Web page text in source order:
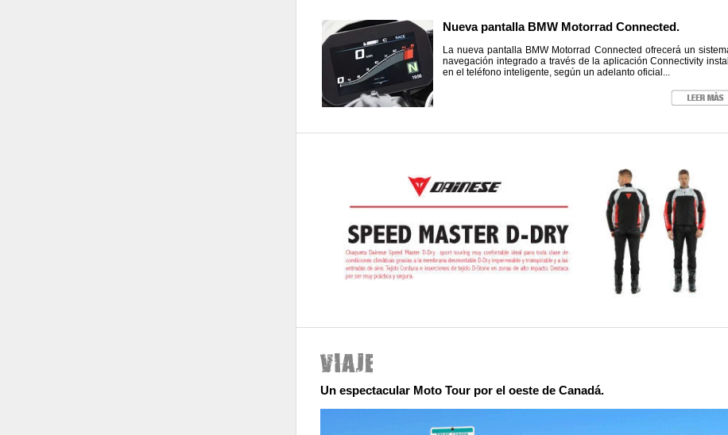
Nueva pantalla BMW Motorrad Connected.
La nueva pantalla BMW Motorrad Connected ofrecerá un
navegación integrado a través de la aplicación Connectivity
en el teléfono inteligente, según un adelanto oficial...
Un espectacular Moto Tour por el oeste de Canadá.